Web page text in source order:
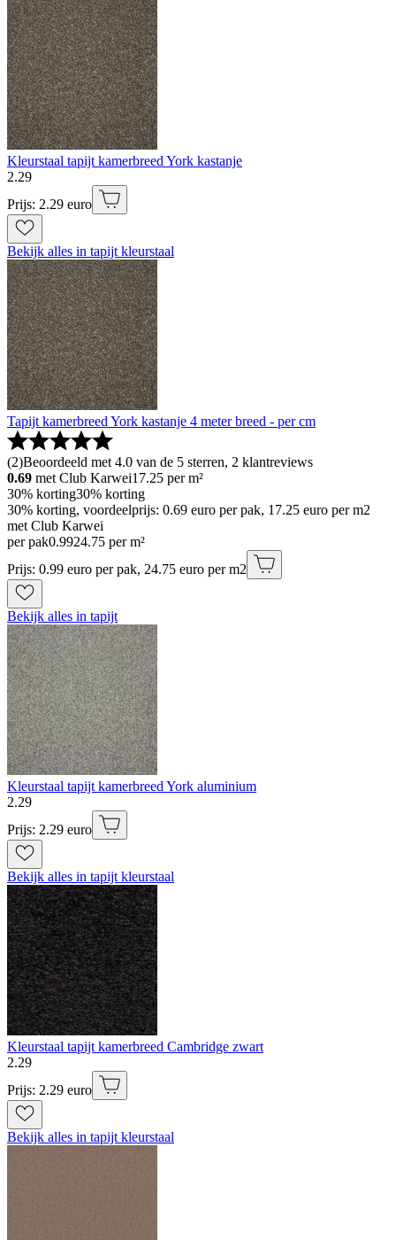
Kleurstaal tapijt kamerbreed York kastanje
2.29
Prijs: 2.29 euro
Bekijk alles in tapijt kleurstaal
Tapijt kamerbreed York kastanje 4 meter breed - per cm
(2)Beoordeeld met 4.0 van de 5 sterren, 2 klantreviews
0.69 met Club Karwei17.25 per m²
30% korting30% korting
30% korting, voordeelprijs: 0.69 euro per pak, 17.25 euro per m2
met Club Karwei
per pak0.9924.75 per m²
Prijs: 0.99 euro per pak, 24.75 euro per m2
Bekijk alles in tapijt
Kleurstaal tapijt kamerbreed York aluminium
2.29
Prijs: 2.29 euro
Bekijk alles in tapijt kleurstaal
Kleurstaal tapijt kamerbreed Cambridge zwart
2.29
Prijs: 2.29 euro
Bekijk alles in tapijt kleurstaal